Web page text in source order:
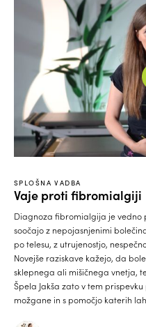
SPLOŠNA VADBA
Vaje proti fibromialgiji
Diagnoza fibromialgija je vedno
soočajo z nepojasnjenimi
po telesu, z utrujenostjo,
Novejše raziskave kažejo, da
sklepnega ali mišičnega vnetja,
Špela Jakša zato v tem
možgane in s pomočjo katerih